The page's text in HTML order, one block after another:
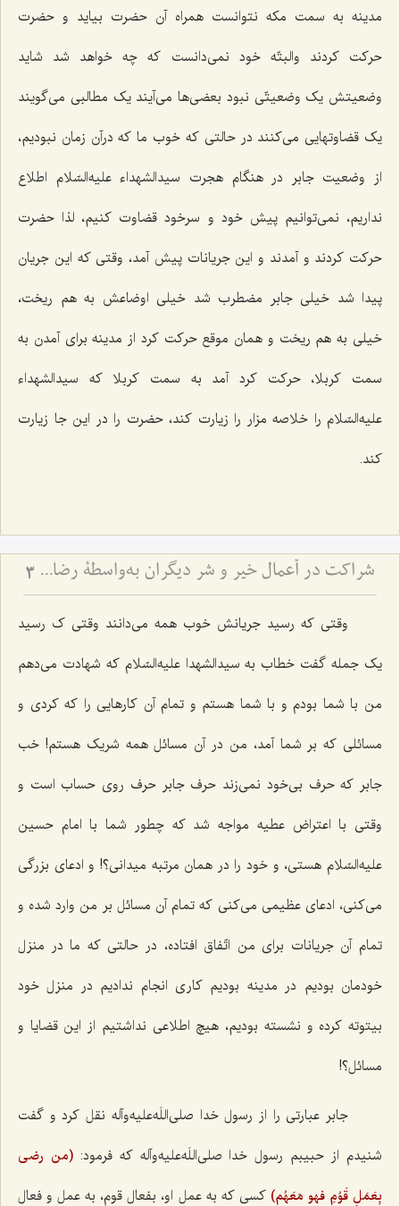
مدینه به سمت مکه نتوانست همراه آن حضرت بیاید و حضرت
حرکت کردند والبتّه خود نمی‌دانست که چه خواهد شد شاید
وضعیتش یک وضعیتّی نبود بعضی‌ها می‌آیند یک مطالبی می‌گویند
یک قضاوتهایی می‌کنند در حالتی که خوب ما که درآن زمان نبودیم،
از وضعیت جابر در هنگام هجرت سیدالشهداء علیه‌السّلام اطلاع
نداریم، نمی‌توانیم پیش خود و سرخود قضاوت کنیم، لذا حضرت
حرکت کردند و آمدند و این جریانات پیش آمد، وقتی که این جریان
پیدا شد خیلی جابر مضطرب شد خیلی اوضاعش به هم ریخت،
خیلی به هم ریخت و همان موقع حرکت کرد از مدینه برای آمدن به
سمت کربلا، حرکت کرد آمد به سمت کربلا که سیدالشهداء
علیه‌السّلام را خلاصه مزار را زیارت کند، حضرت را در این جا زیارت
کند.
شراکت در أعمال خیر و شر دیگران به‌واسطۀ رضایت از آن عمل 3
وقتی که رسید جریانش خوب همه می‌دانند وقتی ک رسید
یک جمله گفت خطاب به سیدالشهدا علیه‌السّلام که شهادت می‌دهم
من با شما بودم و با شما هستم و تمام آن کارهایی را که‌ کردی و
مسائلی که بر شما آمد، من در آن مسائل همه شریک هستم! خب
جابر که حرف بی‌خود نمی‌زند حرف جابر حرف روی حساب است و
وقتی با اعتراض عطیه مواجه شد که چطور شما با امام حسین
علیه‌السّلام هستی، و خود را در همان مرتبه میدانی؟! و ادعای بزرگی
می‌کنی، ادعای عظیمی می‌کنی که تمام آن مسائل بر من وارد شده و
تمام آن جریانات برای من اتّفاق افتاده، در حالتی که ما در منزل
خودمان بودیم در مدینه بودیم کاری انجام ندادیم در منزل خود
بیتوته کرده و نشسته بودیم، هیچ اطلاعی نداشتیم از این قضایا و
مسائل؟!
جابر عبارتی را از رسول خدا صلی‌اللَه‌علیه‌وآله نقل کرد و گفت
شنیدم از حبیبم رسول خدا صلی‌اللَه‌علیه‌وآله که فرمود:(من رضی
بِعَمَلِ قَوُمِ فهو مَعَهُم) کسی که به عمل او، بفعال قوم، به عمل و فعال